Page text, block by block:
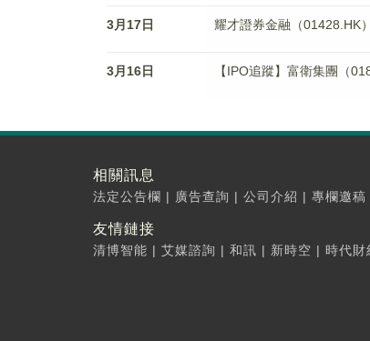
3月17日 耀才證券金融（01428.HK
3月16日 【IPO追蹤】富衛集團（
相關訊息
法定公告欄 | 廣告查詢 | 公司介紹 | 專欄邀稿
友情鏈接
清博智能 | 艾媒諮詢 | 和訊 | 新時空 | 時代財